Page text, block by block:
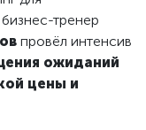
тренер
провёл интенсив
ожиданий
цены и